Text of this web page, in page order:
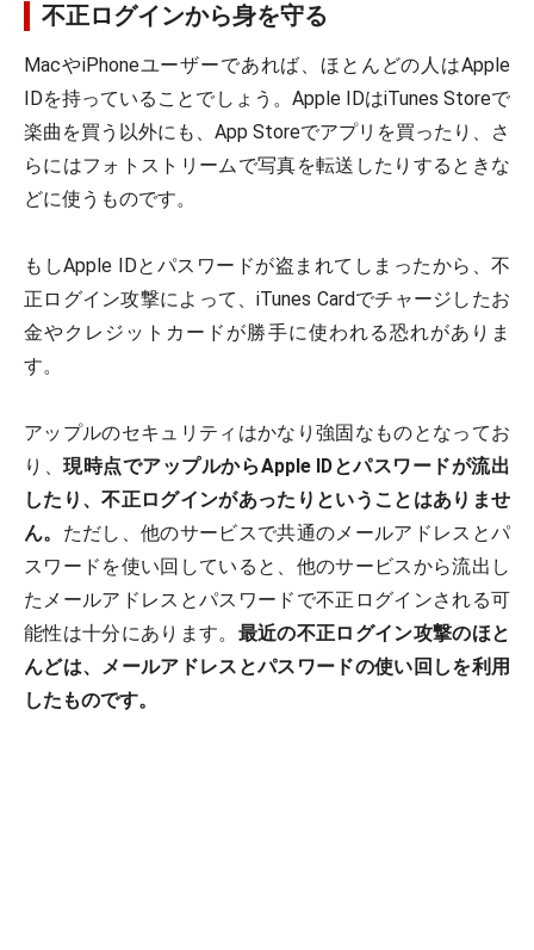
不正ログインから身を守る
MacやiPhoneユーザーであれば、ほとんどの人はApple
IDを持っていることでしょう。Apple IDはiTunes Storeで
楽曲を買う以外にも、App Storeでアプリを買ったり、さ
らにはフォトストリームで写真を転送したりするときな
どに使うものです。
もしApple IDとパスワードが盗まれてしまったから、不
正ログイン攻撃によって、iTunes Cardでチャージしたお
金やクレジットカードが勝手に使われる恐れがありま
す。
アップルのセキュリティはかなり強固なものとなってお
り、現時点でアップルからApple IDとパスワードが流出
したり、不正ログインがあったりということはありませ
ん。 ただし、他のサービスで共通のメールアドレスとパ
スワードを使い回していると、他のサービスから流出し
たメールアドレスとパスワードで不正ログインされる可
能性は十分にあります。 最近の不正ログイン攻撃のほと
んどは、メールアドレスとパスワードの使い回しを利用
したものです。